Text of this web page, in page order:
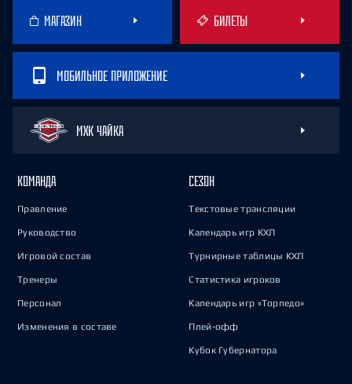
МАГАЗИН БИЛЕТЫ
МОБИЛЬНОЕ ПРИЛОЖЕНИЕ
МХК ЧАЙКА
КОМАНДА
Правление
Руководство
Игровой состав
Тренеры
Персонал
Изменения в составе
СЕЗОН
Текстовые трансляции
Календарь игр КХЛ
Турнирные таблицы КХЛ
Статистика игроков
Календарь игр «Торпедо»
Плей-офф
Кубок Губернатора